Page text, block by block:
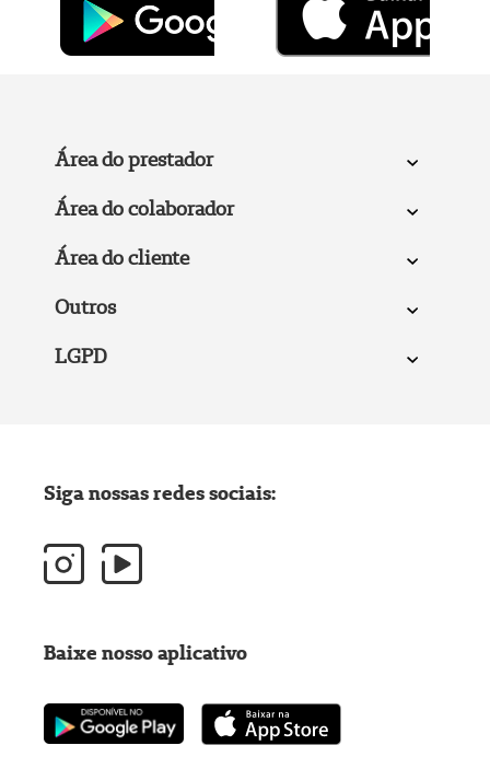
Área do prestador
Área do colaborador
Área do cliente
Outros
LGPD
Siga nossas redes sociais:
Baixe nosso aplicativo